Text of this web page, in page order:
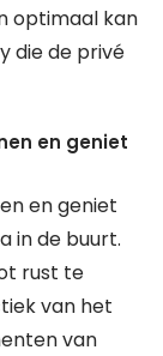
optimaal kan
die de privé
en geniet
en geniet
in de buurt.
rust te
van het
van